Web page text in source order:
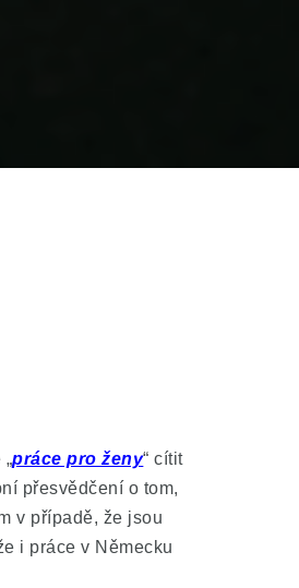
práce pro ženy“ cítit
přesvědčení o tom,
v případě, že jsou
i práce v Německu